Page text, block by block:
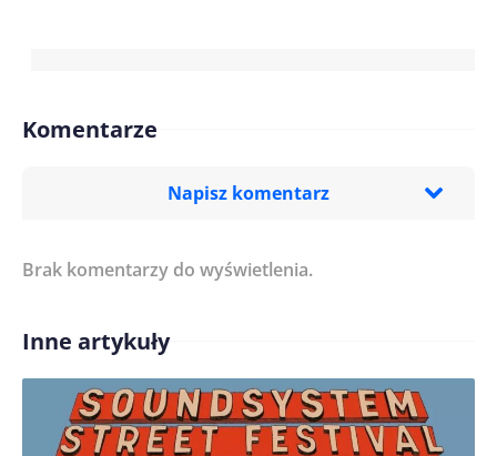
Komentarze
Napisz komentarz
Treść komentarza*
Imię/ Nick*
Brak komentarzy do wyświetlenia.
Inne artykuły